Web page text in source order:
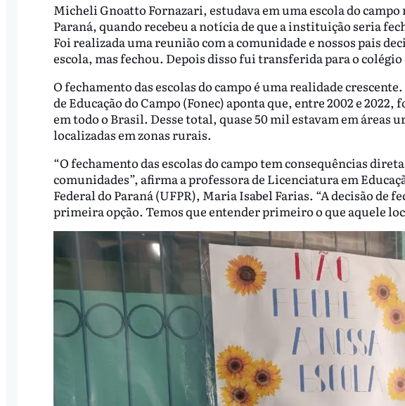
Micheli Gnoatto Fornazari, estudava em uma escola do campo
Paraná, quando recebeu a notícia de que a instituição seria
Foi realizada uma reunião com a comunidade e nossos pais
escola, mas fechou. Depois disso fui transferida para o colégio
O fechamento das escolas do campo é uma realidade
de Educação do Campo (Fonec) aponta que, entre 2002 e
em todo o Brasil. Desse total, quase 50 mil estavam em áreas
localizadas em zonas rurais.
“O fechamento das escolas do campo tem consequências
comunidades”, afirma a professora de Licenciatura em
Federal do Paraná (UFPR), Maria Isabel Farias. “A decisão de
primeira opção. Temos que entender primeiro o que aquele